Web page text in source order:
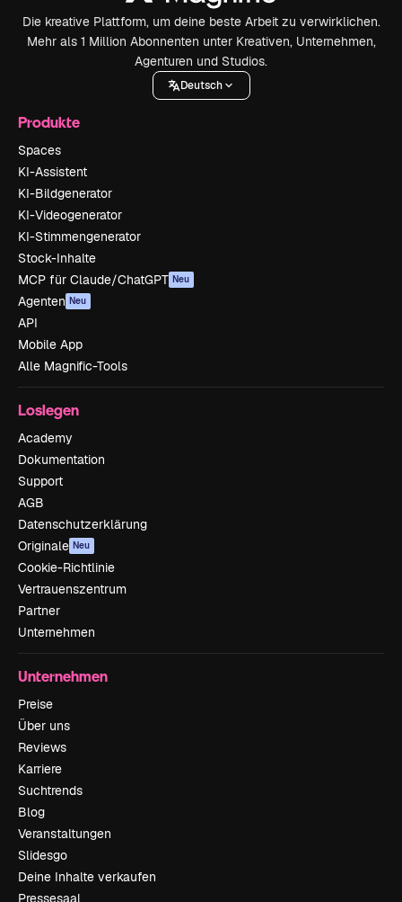
Die kreative Plattform, um deine beste Arbeit zu verwirklichen.
Mehr als 1 Million Abonnenten unter Kreativen, Unternehmen,
Agenturen und Studios.
Deutsch
Produkte
Spaces
KI-Assistent
KI-Bildgenerator
KI-Videogenerator
KI-Stimmengenerator
Stock-Inhalte
MCP für Claude/ChatGPT Neu
Agenten Neu
API
Mobile App
Alle Magnific-Tools
Loslegen
Academy
Dokumentation
Support
AGB
Datenschutzerklärung
Originale Neu
Cookie-Richtlinie
Vertrauenszentrum
Partner
Unternehmen
Unternehmen
Preise
Über uns
Reviews
Karriere
Suchtrends
Blog
Veranstaltungen
Slidesgo
Deine Inhalte verkaufen
Pressesaal